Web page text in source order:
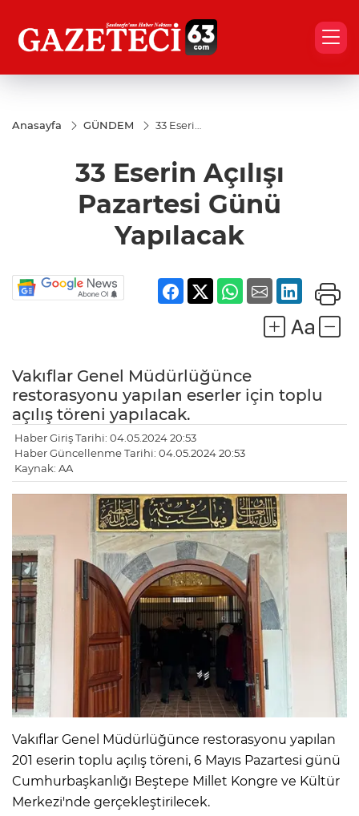
Anasayfa GÜNDEM
33 Eserin
Günü
Yapılacak
33 Eserin Açılışı
Pazartesi Günü
Yapılacak
Vakıflar Genel Müdürlüğünce
restorasyonu yapılan eserler için toplu
açılış töreni yapılacak.
Haber Giriş Tarihi: 04.05.2024 20:53
Haber Güncellenme Tarihi: 04.05.2024 20:53
Kaynak: AA
Vakıflar Genel Müdürlüğünce restorasyonu yapılan
201 eserin toplu açılış töreni, 6 Mayıs Pazartesi günü
Cumhurbaşkanlığı Beştepe Millet Kongre ve Kültür
Merkezi'nde gerçekleştirilecek.